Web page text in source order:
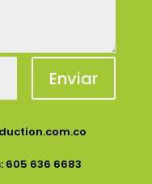
Enviar
605 636 6683